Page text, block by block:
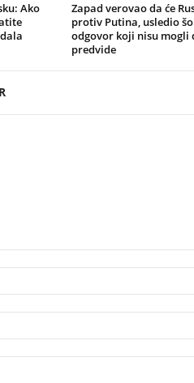
Ako
Zapad verovao da će
protiv Putina, usledio
odgovor koji nisu mogli
predvide